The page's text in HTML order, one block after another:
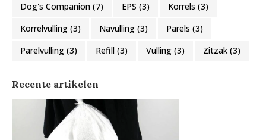
Dog's Companion (7) EPS (3) Korrels (3)
Korrelvulling (3) Navulling (3) Parels (3)
Parelvulling (3) Refill (3) Vulling (3) Zitzak (3)
Recente artikelen